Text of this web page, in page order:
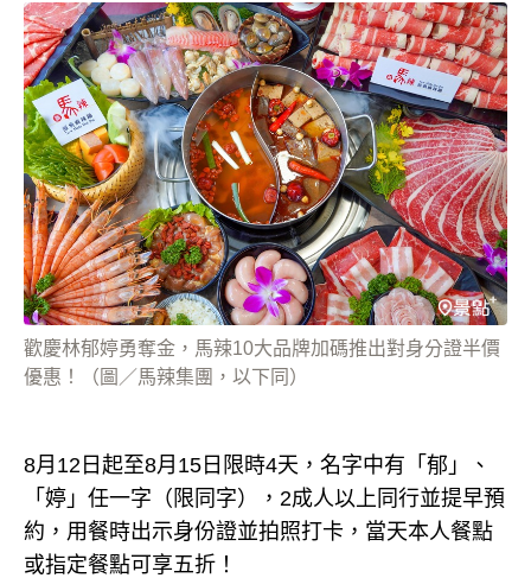
歡慶林郁婷勇奪金，馬辣10大品牌加碼推出對身分證半價
優惠！（圖／馬辣集團，以下同）
8月12日起至8月15日限時4天，名字中有「郁」、
「婷」任一字（限同字），2成人以上同行並提早預
約，用餐時出示身份證並拍照打卡，當天本人餐點
或指定餐點可享五折！